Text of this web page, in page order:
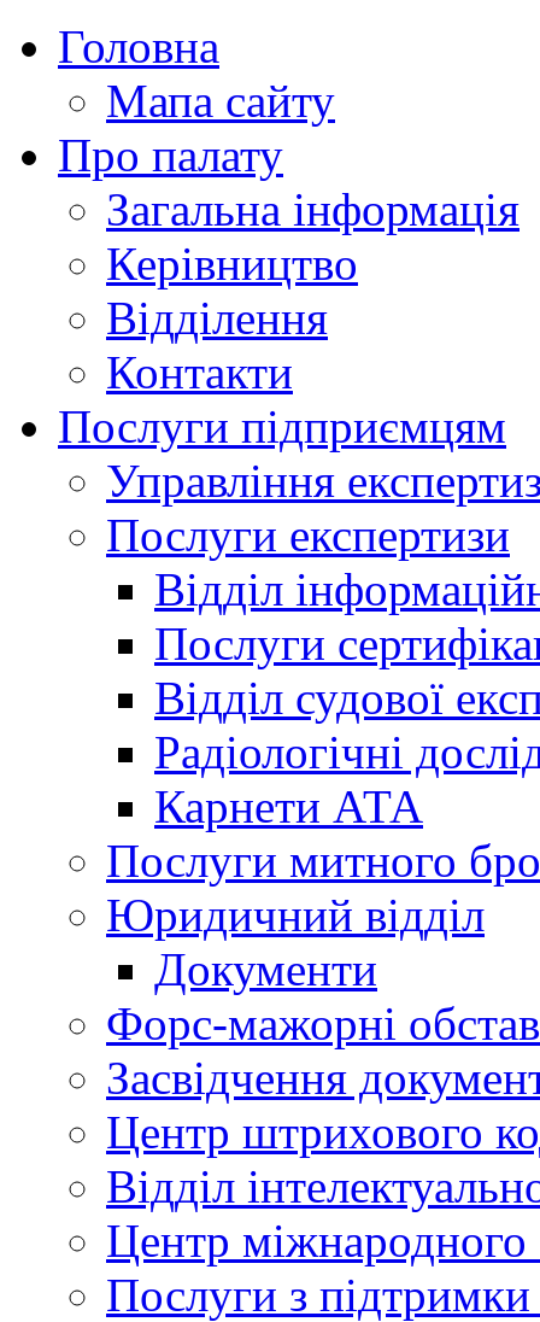
Головна
Мапа сайту
Про палату
Загальна інформація
Керівництво
Відділення
Контакти
Послуги підприємцям
Управління
Послуги експертизи
Відділ
Послуги
Відділ судової
Радіологічні
Карнети АТА
Послуги митного
Юридичний відділ
Документи
Форс-мажорні
Засвідчення
Центр штрихового
Відділ
Центр міжнародного
Послуги з підтримки